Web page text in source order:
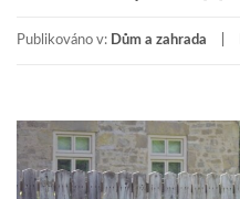
Publikováno v: Dům a zahrada